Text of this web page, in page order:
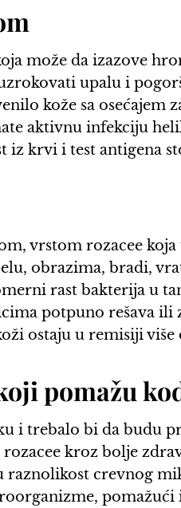
može da izazove
upalu i
kože sa osećajem
aktivnu infekciju
iz krvi i test antigena
vrstom rozacee
obrazima, bradi,
rast bakterija u
potpuno rešava ili
ostaju u remisiji više
pomažu
i trebalo bi da budu
kroz bolje
crevnog
pomažući